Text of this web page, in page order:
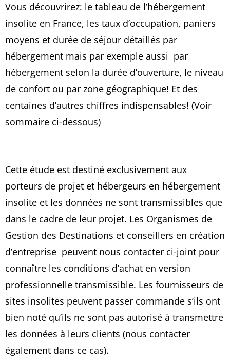
Vous découvrirez: le tableau de l’hébergement
insolite en France, les taux d’occupation, paniers
moyens et durée de séjour détaillés par
hébergement mais par exemple aussi par
hébergement selon la durée d’ouverture, le niveau
de confort ou par zone géographique! Et des
centaines d’autres chiffres indispensables! (Voir
sommaire ci-dessous)
Cette étude est destiné exclusivement aux
porteurs de projet et hébergeurs en hébergement
insolite et les données ne sont transmissibles que
dans le cadre de leur projet. Les Organismes de
Gestion des Destinations et conseillers en création
d’entreprise peuvent nous contacter ci-joint pour
connaître les conditions d’achat en version
professionnelle transmissible. Les fournisseurs de
sites insolites peuvent passer commande s’ils ont
bien noté qu’ils ne sont pas autorisé à transmettre
les données à leurs clients (nous contacter
également dans ce cas).